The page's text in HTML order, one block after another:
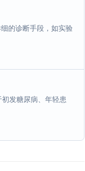
的诊断手段，如实验
发糖尿病、年轻患